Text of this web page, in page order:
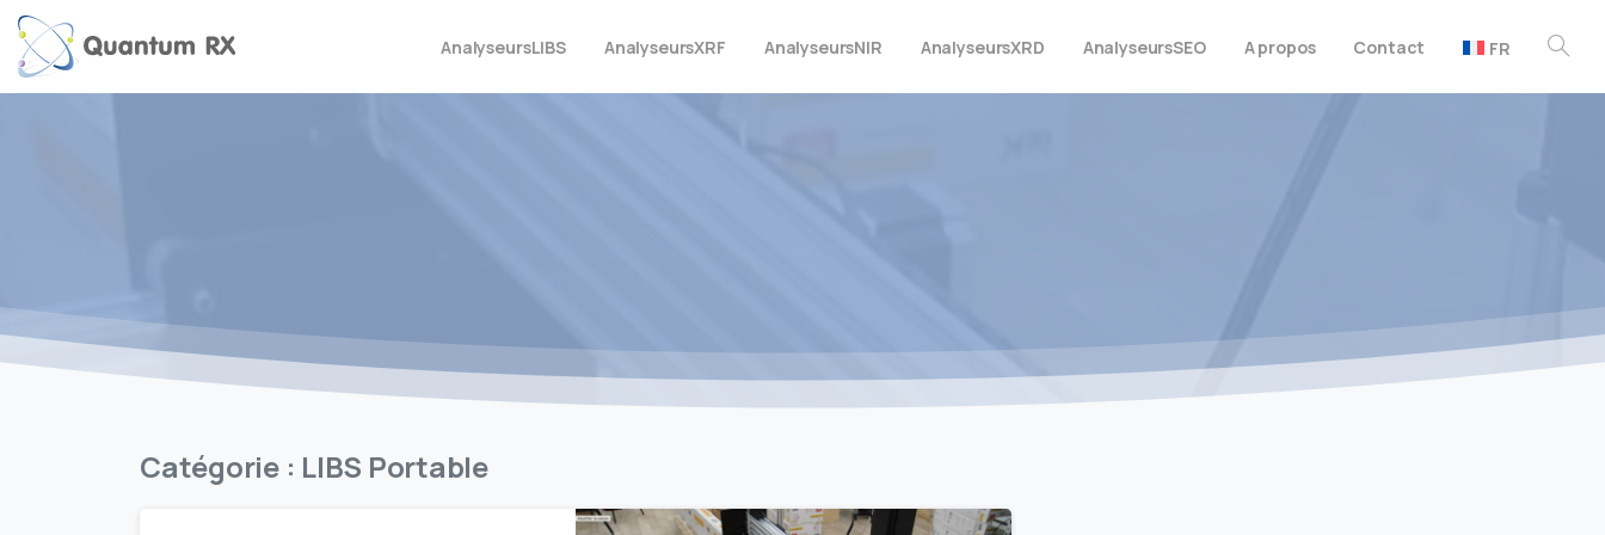
AnalyseursLIBS AnalyseursXRF AnalyseursNIR AnalyseursXRD AnalyseursSEO A propos Contact FR
Catégorie : LIBS Portable